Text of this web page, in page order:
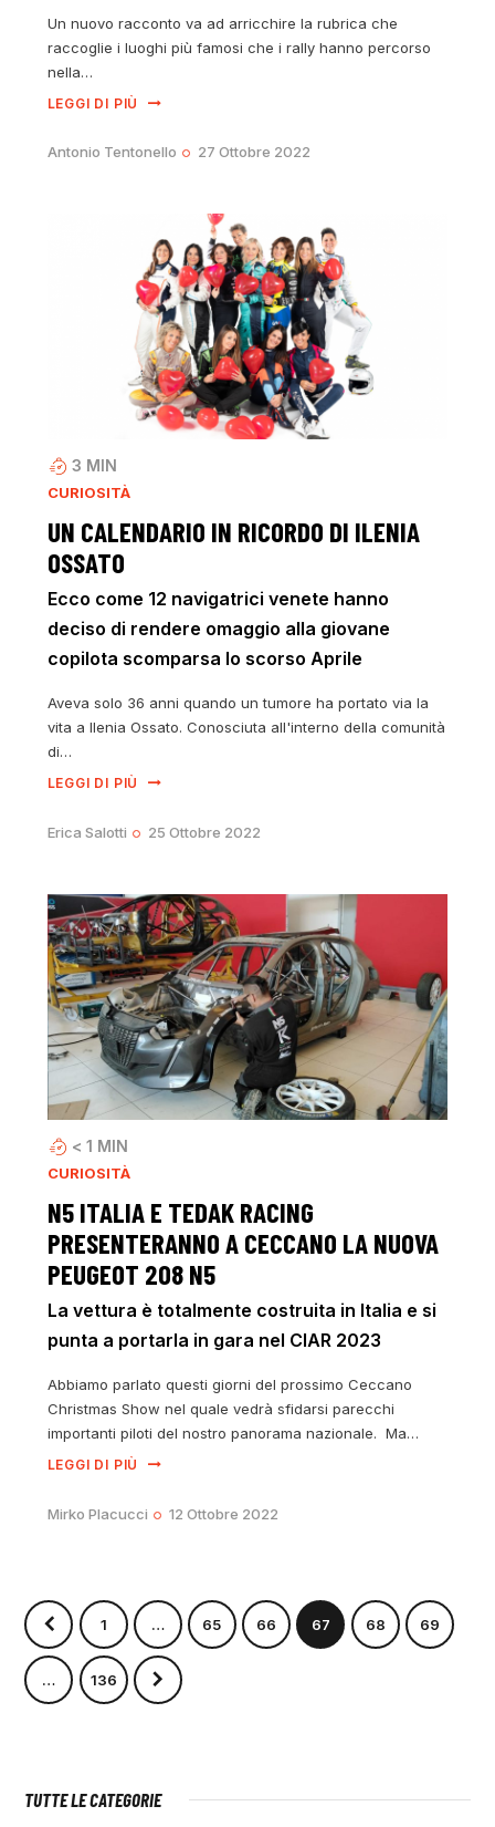
Un nuovo racconto va ad arricchire la rubrica che
raccoglie i luoghi più famosi che i rally hanno percorso
nella…
LEGGI DI PIÙ
Antonio Tentonello 27 Ottobre 2022
3 MIN
CURIOSITÀ
UN CALENDARIO IN RICORDO DI ILENIA
OSSATO
Ecco come 12 navigatrici venete hanno
deciso di rendere omaggio alla giovane
copilota scomparsa lo scorso Aprile
Aveva solo 36 anni quando un tumore ha portato via la
vita a Ilenia Ossato. Conosciuta all'interno della comunità
di…
LEGGI DI PIÙ
Erica Salotti 25 Ottobre 2022
< 1 MIN
CURIOSITÀ
N5 ITALIA E TEDAK RACING
PRESENTERANNO A CECCANO LA NUOVA
PEUGEOT 208 N5
La vettura è totalmente costruita in Italia e si
punta a portarla in gara nel CIAR 2023
Abbiamo parlato questi giorni del prossimo Ceccano
Christmas Show nel quale vedrà sfidarsi parecchi
importanti piloti del nostro panorama nazionale. Ma…
LEGGI DI PIÙ
Mirko Placucci 12 Ottobre 2022
1 … 65 66 67 68 69
… 136
>
TUTTE LE CATEGORIE